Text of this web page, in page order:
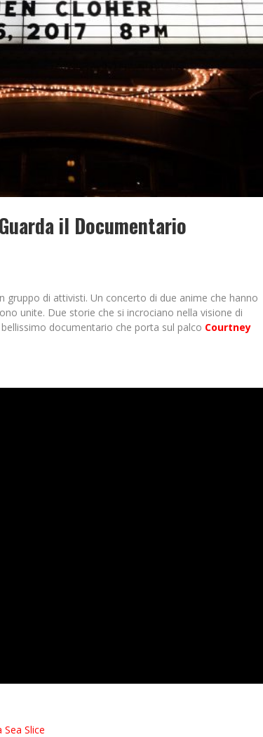
il Documentario
di attivisti. Un concerto di due anime che hanno
unite. Due storie che si incrociano nella visione di
documentario che porta sul palco Courtney
Slice